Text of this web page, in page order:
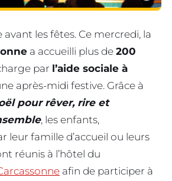
les fêtes. Ce mercredi, la
a accueilli plus de 200
par l’aide sociale à
après-midi festive. Grâce à
pour rêver, rire et
, les enfants,
leur famille d’accueil ou leurs
réunis à l’hôtel du
afin de participer à